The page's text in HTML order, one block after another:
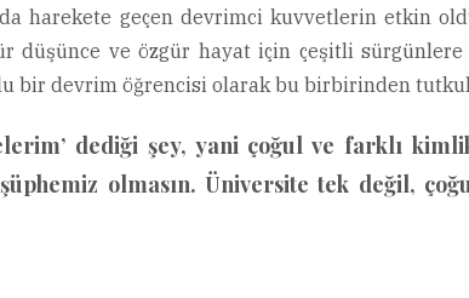
harekete geçen devrimci kuvvetlerin etkin
düşünce ve özgür hayat için çeşitli
bir devrim öğrencisi olarak bu birbirinden
dediği şey, yani çoğul ve farklı
olmasın. Üniversite tek değil,